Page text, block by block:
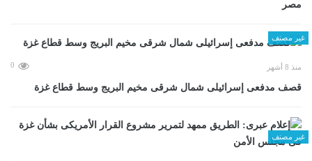
مصر
غير مصنف
منذ 8 أشهر 0
قصف مدفعى إسرائيلى شمال شرقى مخيم البريج وسط قطاع غزة
غير مصنف